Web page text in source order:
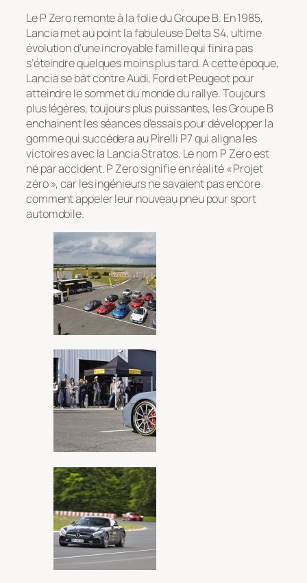
Le P Zero remonte à la folie du Groupe B. En 1985,
Lancia met au point la fabuleuse Delta S4, ultime
évolution d’une incroyable famille qui finira pas
s’éteindre quelques moins plus tard. A cette époque,
Lancia se bat contre Audi, Ford et Peugeot pour
atteindre le sommet du monde du rallye. Toujours
plus légères, toujours plus puissantes, les Groupe B
enchainent les séances d’essais pour développer la
gomme qui succédera au Pirelli P7 qui aligna les
victoires avec la Lancia Stratos. Le nom P Zero est
né par accident. P Zero signifie en réalité « Projet
zéro », car les ingénieurs ne savaient pas encore
comment appeler leur nouveau pneu pour sport
automobile.